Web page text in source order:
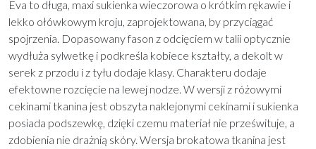
Eva to długa, maxi sukienka wieczorowa o krótkim rękawie i
lekko ołówkowym kroju, zaprojektowana, by przyciągać
spojrzenia. Dopasowany fason z odcięciem w talii optycznie
wydłuża sylwetkę i podkreśla kobiece kształty, a dekolt w
serek z przodu i z tyłu dodaje klasy. Charakteru dodaje
efektowne rozcięcie na lewej nodze. W wersji z różowymi
cekinami tkanina jest obszyta naklejonymi cekinami i sukienka
posiada podszewkę, dzięki czemu materiał nie prześwituje, a
zdobienia nie drażnią skóry. Wersja brokatowa tkanina jest